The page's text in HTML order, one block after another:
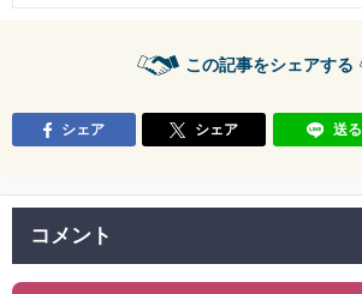
この記事をシェアする
シェア シェア 送る
コメント